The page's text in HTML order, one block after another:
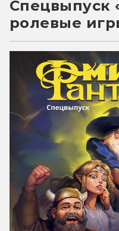
Спецвыпуск
ролевые